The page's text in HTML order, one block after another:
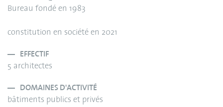
Bureau fondé en 1983
constitution en société en 2021
EFFECTIF
5 architectes
DOMAINES D'ACTIVITÉ
bâtiments publics et privés